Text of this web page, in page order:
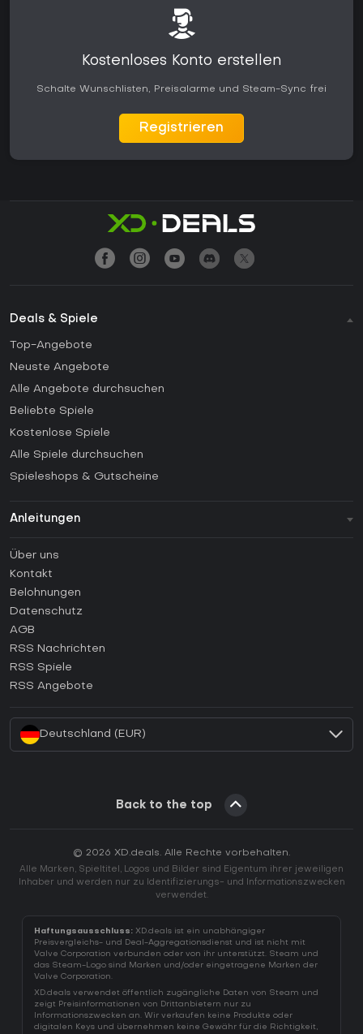
Kostenloses Konto erstellen
Schalte Wunschlisten, Preisalarme und Steam-Sync frei
Registrieren
Deals & Spiele
Top-Angebote
Neuste Angebote
Alle Angebote durchsuchen
Beliebte Spiele
Kostenlose Spiele
Alle Spiele durchsuchen
Spieleshops & Gutscheine
Anleitungen
Anleitungen
Wie aktiviert man einen Steam CD Key?
Wie aktiviert man einen Epic Games CD Key?
Wie aktiviert man einen GOG CD Key?
Wie aktiviert man einen Ubisoft Connect CD Key?
Über uns
Kontakt
Belohnungen
Datenschutz
AGB
RSS Nachrichten
RSS Spiele
RSS Angebote
Deutschland (EUR)
Back to the top
© 2026 XD.deals. Alle Rechte vorbehalten.
Alle Marken, Spieltitel, Logos und Bilder sind Eigentum ihrer jeweiligen
Inhaber und werden nur zu Identifizierungs- und Informationszwecken
verwendet.
Haftungsausschluss: XD.deals ist ein unabhängiger
Preisvergleichs- und Deal-Aggregationsdienst und ist nicht mit
Valve Corporation verbunden oder von ihr unterstützt. Steam und
das Steam-Logo sind Marken und/oder eingetragene Marken der
Valve Corporation.
XD.deals verwendet öffentlich zugängliche Daten von Steam und
zeigt Preisinformationen von Drittanbietern nur zu
Informationszwecken an. Wir verkaufen keine Produkte oder
digitalen Keys und übernehmen keine Gewähr für die Richtigkeit,